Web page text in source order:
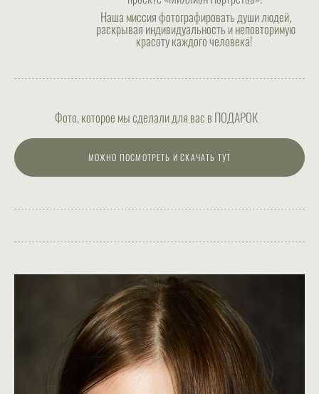
Наша миссия фотографировать души людей,
раскрывая индивидуальность и неповторимую
красоту каждого человека!
Фото, которое мы сделали для вас в ПОДАРОК
МОЖНО ПОСМОТРЕТЬ И СКАЧАТЬ ТУТ